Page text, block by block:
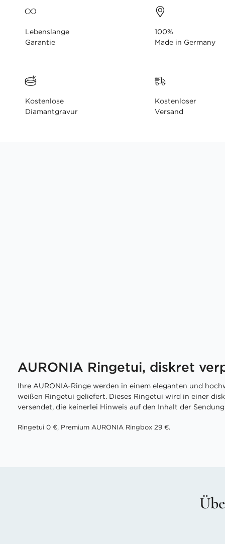
Lebenslange
Garantie
100%
Made in Germany
Kostenlose
Diamantgravur
Kostenloser
Versand
AURONIA Ringetui, diskret
Ihre AURONIA-Ringe werden in einem eleganten und
weißen Ringetui geliefert. Dieses Ringetui wird in einer
versendet, die keinerlei Hinweis auf den Inhalt der
Ringetui 0 €, Premium AURONIA Ringbox 29 €.